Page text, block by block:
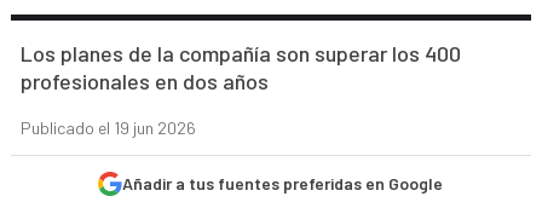
Los planes de la compañía son superar los 400
profesionales en dos años
Publicado el 19 jun 2026
Añadir a tus fuentes preferidas en Google